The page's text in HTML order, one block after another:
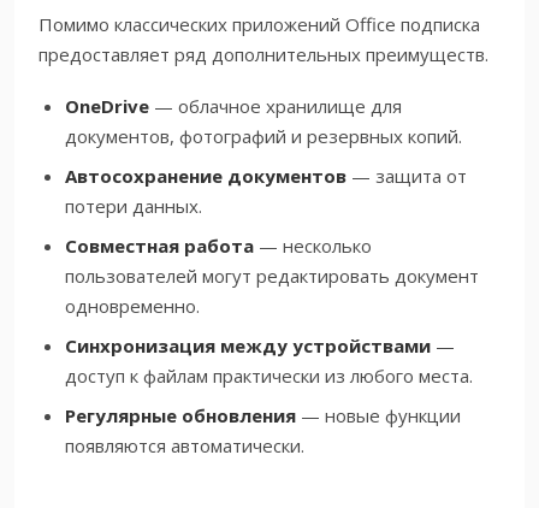
Помимо классических приложений Office подписка
предоставляет ряд дополнительных преимуществ.
OneDrive — облачное хранилище для
документов, фотографий и резервных копий.
Автосохранение документов — защита от
потери данных.
Совместная работа — несколько
пользователей могут редактировать документ
одновременно.
Синхронизация между устройствами —
доступ к файлам практически из любого места.
Регулярные обновления — новые функции
появляются автоматически.